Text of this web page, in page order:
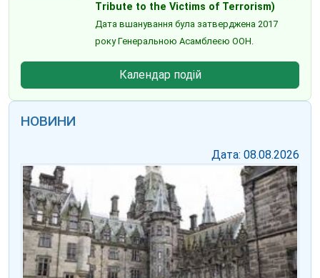
Tribute to the Victims of Terrorism)
Дата вшанування була затверджена 2017
року Генеральною Асамблеєю ООН.
Календар подій
НОВИНИ
Дата: 08.08.2026